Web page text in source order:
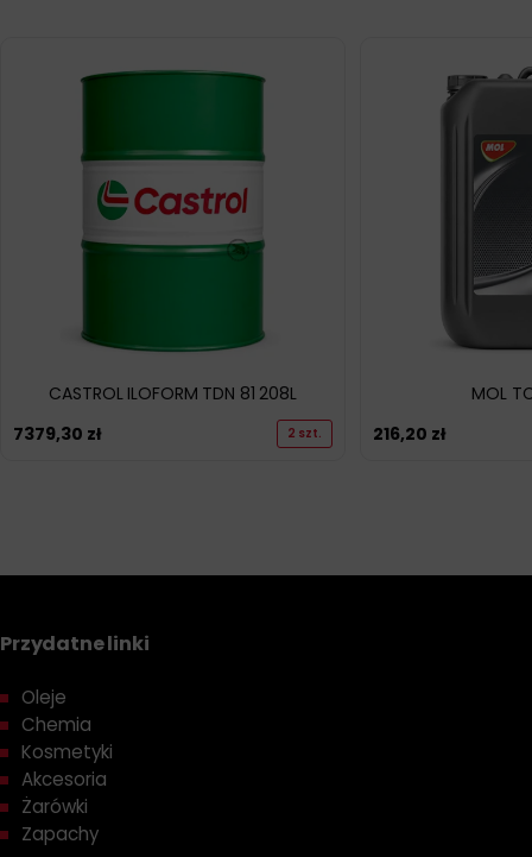
CASTROL ILOFORM TDN 81 208L
7379,30 zł 2 szt.
MOL
216,20 zł
Przydatne linki
Oleje
Chemia
Kosmetyki
Akcesoria
Żarówki
Zapachy